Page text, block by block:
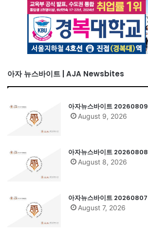
아자 뉴스바이트 | AJA Newsbites
아자뉴스바이트 20260809
August 9, 2026
아자뉴스바이트 20260808
August 8, 2026
아자뉴스바이트 20260807
August 7, 2026